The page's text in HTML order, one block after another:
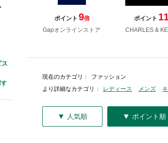
ポイント 9倍
Gapオンラインストア
ポイント
CHARLES &
現在のカテゴリ ：
ファッション
より詳細なカテゴリ ： レディース メンズ
▼ 人気順 ▼ ポイント順